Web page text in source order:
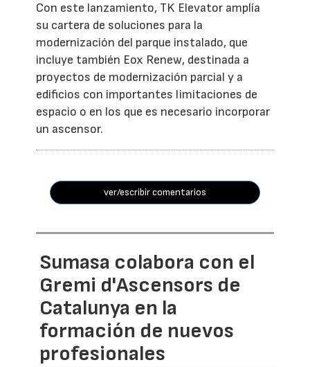
Con este lanzamiento, TK Elevator amplía
su cartera de soluciones para la
modernización del parque instalado, que
incluye también Eox Renew, destinada a
proyectos de modernización parcial y a
edificios con importantes limitaciones de
espacio o en los que es necesario incorporar
un ascensor.
ver/escribir comentarios
Sumasa colabora con el
Gremi d'Ascensors de
Catalunya en la
formación de nuevos
profesionales